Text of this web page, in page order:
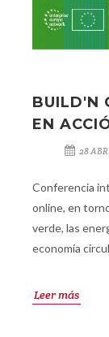
BUILD'N
EN
28
Conferencia
online, en
verde, las
economía
Leer más